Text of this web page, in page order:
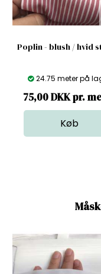
Poplin - blush / hvid
24.75 meter på
75,00 DKK pr.